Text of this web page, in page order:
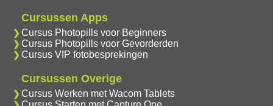
Cursussen Apps
Cursus Photopills voor Beginners
Cursus Photopills voor Gevorderden
Cursus VIP fotobesprekingen
Cursussen Overige
Cursus Werken met Wacom Tablets